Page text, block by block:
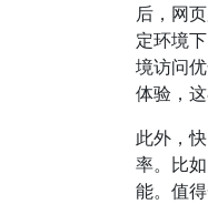
后，网
定环境
境访问
体验，
此外，
率。比
能。值